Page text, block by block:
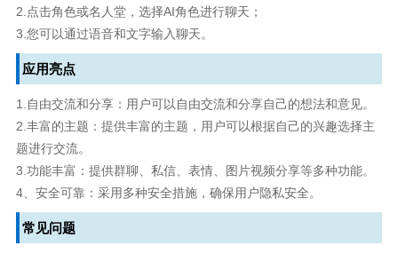
2.点击角色或名人堂，选择AI角色进行聊天；
3.您可以通过语音和文字输入聊天。
应用亮点
1.自由交流和分享：用户可以自由交流和分享自己的想法和意见。
2.丰富的主题：提供丰富的主题，用户可以根据自己的兴趣选择主
题进行交流。
3.功能丰富：提供群聊、私信、表情、图片视频分享等多种功能。
4、安全可靠：采用多种安全措施，确保用户隐私安全。
常见问题